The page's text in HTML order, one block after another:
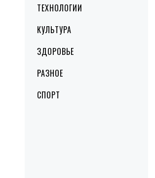
ТЕХНОЛОГИИ
КУЛЬТУРА
ЗДОРОВЬЕ
РАЗНОЕ
СПОРТ